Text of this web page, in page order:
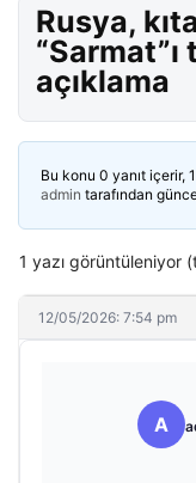
Rusya,
açıklama
Bu konu 0 yanıt içerir,
admin tarafından
1 yazı görüntüleniyor
12/05/2026: 7:54 pm
A